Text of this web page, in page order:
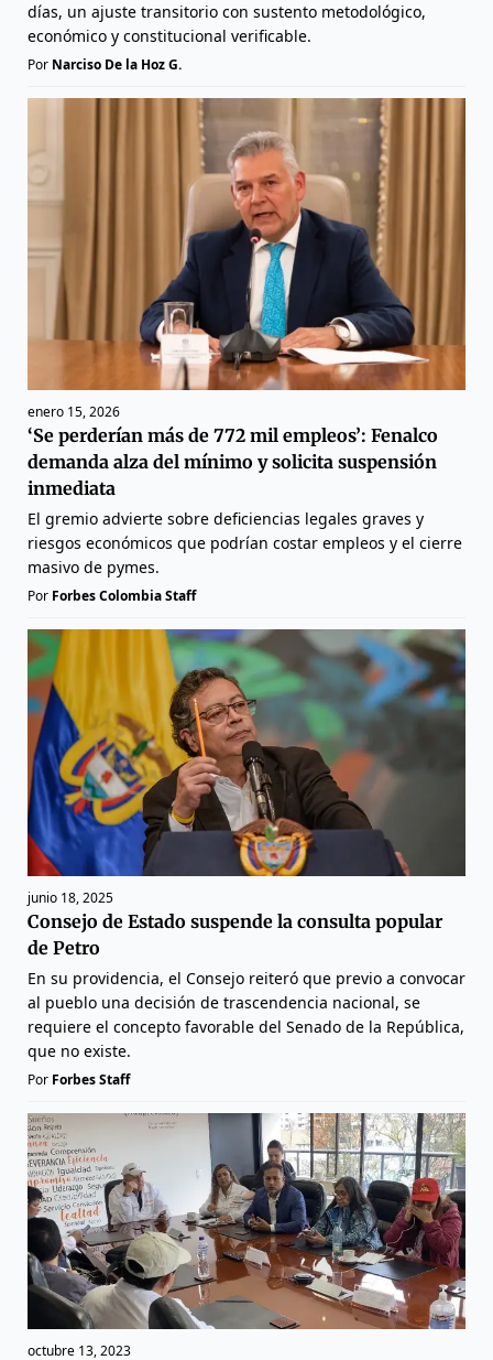
días, un ajuste transitorio con sustento metodológico,
económico y constitucional verificable.
Por Narciso De la Hoz G.
enero 15, 2026
‘Se perderían más de 772 mil empleos’: Fenalco
demanda alza del mínimo y solicita suspensión
inmediata
El gremio advierte sobre deficiencias legales graves y
riesgos económicos que podrían costar empleos y el cierre
masivo de pymes.
Por Forbes Colombia Staff
junio 18, 2025
Consejo de Estado suspende la consulta popular
de Petro
En su providencia, el Consejo reiteró que previo a convocar
al pueblo una decisión de trascendencia nacional, se
requiere el concepto favorable del Senado de la República,
que no existe.
Por Forbes Staff
octubre 13, 2023